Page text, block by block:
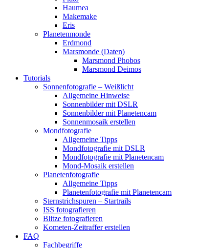
Haumea
Makemake
Eris
Planetenmonde
Erdmond
Marsmonde (Daten)
Marsmond Phobos
Marsmond Deimos
Tutorials
Sonnenfotografie – Weißlicht
Allgemeine Hinweise
Sonnenbilder mit DSLR
Sonnenbilder mit Planetencam
Sonnenmosaik erstellen
Mondfotografie
Allgemeine Tipps
Mondfotografie mit DSLR
Mondfotografie mit Planetencam
Mond-Mosaik erstellen
Planetenfotografie
Allgemeine Tipps
Planetenfotografie mit Planetencam
Sternstrichspuren – Startrails
ISS fotografieren
Blitze fotografieren
Kometen-Zeitraffer erstellen
FAQ
Fachbegriffe